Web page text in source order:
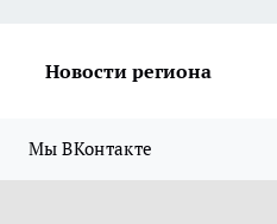
Новости региона
Мы ВКонтакте